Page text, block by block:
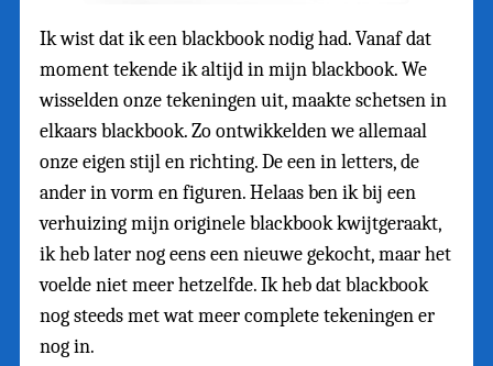
Ik wist dat ik een blackbook nodig had. Vanaf dat
moment tekende ik altijd in mijn blackbook. We
wisselden onze tekeningen uit, maakte schetsen in
elkaars blackbook. Zo ontwikkelden we allemaal
onze eigen stijl en richting. De een in letters, de
ander in vorm en figuren. Helaas ben ik bij een
verhuizing mijn originele blackbook kwijtgeraakt,
ik heb later nog eens een nieuwe gekocht, maar het
voelde niet meer hetzelfde. Ik heb dat blackbook
nog steeds met wat meer complete tekeningen er
nog in.